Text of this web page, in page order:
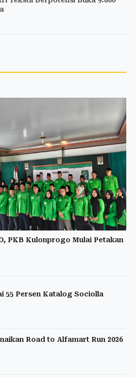
PKB Kulonprogo Mulai Petakan
55 Persen Katalog Sociolla
Road to Alfamart Run 2026